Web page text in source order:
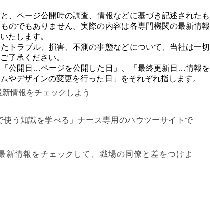
、ページ公開時の調査、情報などに基づき記述されたも
のでもありません。実際の内容は各専門機関の最新情報
たします。
トラブル、損害、不測の事態などについて、当社は一切
了承ください。
公開日…ページを公開した日」、「最終更新日…情報を
デザインの変更を行った日」をそれぞれ指します。
情報をチェックしよう
使う知識を学べる」 ナース専用のハウツーサイトで
新情報をチェックして、職場の同僚と差をつけよ